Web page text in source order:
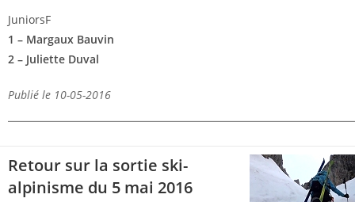
JuniorsF
1 – Margaux Bauvin
2 – Juliette Duval
Publié le 10-05-2016
Retour sur la sortie ski-
alpinisme du 5 mai 2016